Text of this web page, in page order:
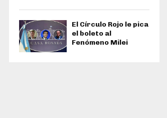
El Círculo Rojo le pica
el boleto al
Fenómeno Milei